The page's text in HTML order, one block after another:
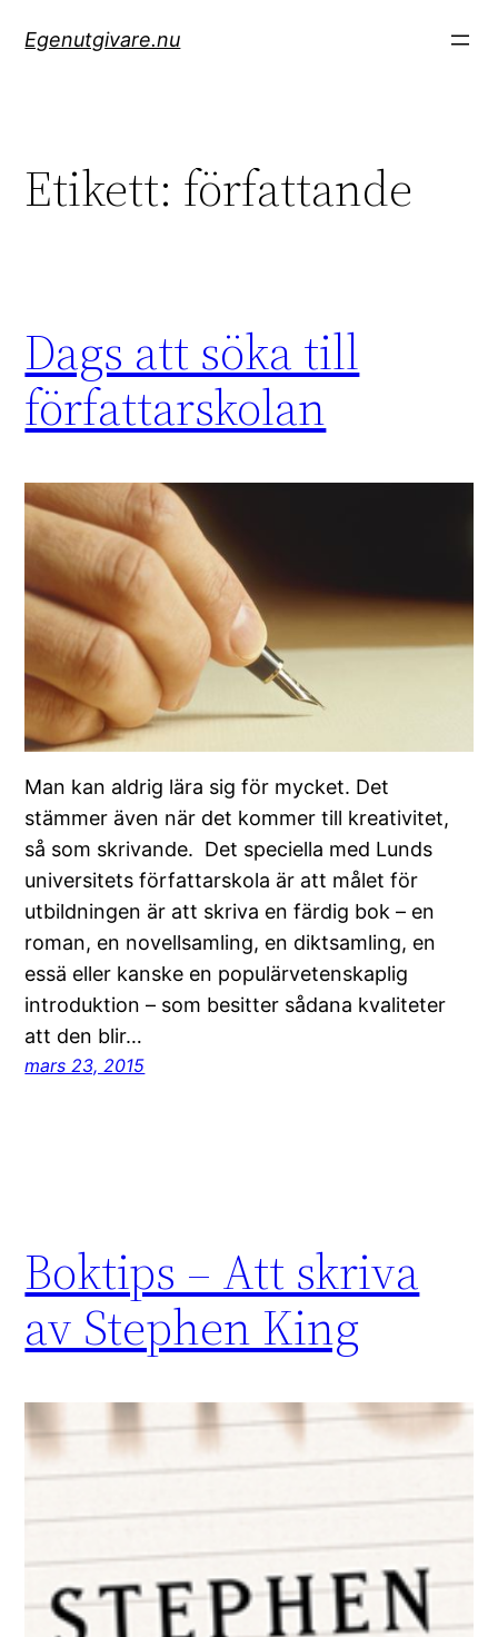
Egenutgivare.nu
Etikett: författande
Dags att söka till
författarskolan
Man kan aldrig lära sig för mycket. Det
stämmer även när det kommer till kreativitet,
så som skrivande. Det speciella med Lunds
universitets författarskola är att målet för
utbildningen är att skriva en färdig bok – en
roman, en novellsamling, en diktsamling, en
essä eller kanske en populärvetenskaplig
introduktion – som besitter sådana kvaliteter
att den blir…
mars 23, 2015
Boktips – Att skriva
av Stephen King